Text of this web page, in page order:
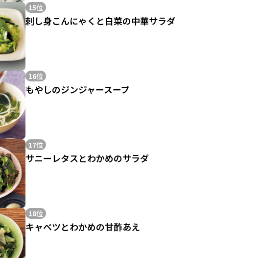
15位
刺し身こんにゃくと白菜の中華サラダ
16位
もやしのジンジャースープ
17位
サニーレタスとわかめのサラダ
18位
キャベツとわかめの甘酢あえ